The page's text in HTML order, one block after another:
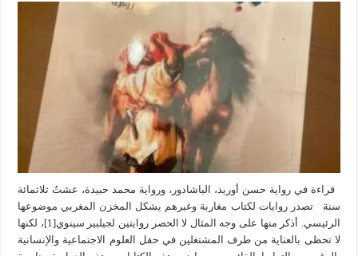
قراءة في رواية حسن أوريد، الباشادور، ورواية محمد حبيدة، عشتُ ثلاثمائة
سنة تصدر روايات لكتاب مغاربة وغيرهم يشكل المخزن المغربي موضوعها
الرئيسي. أذكر منها على وجه المثال لا الحصر روايتين لجيلبير سينوي[1]، لكنها
لا تحظى بالعناية من طرف المشتغلين في حقل العلوم الاجتماعية والإنسانية